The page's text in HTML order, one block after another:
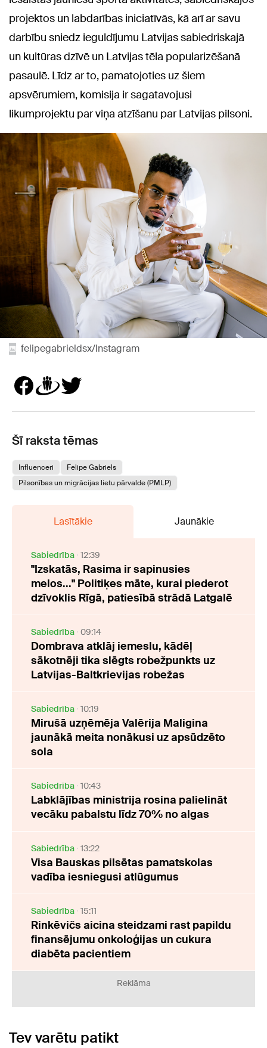
projektos un labdarības iniciatīvās, kā arī ar savu
darbību sniedz ieguldījumu Latvijas sabiedriskajā
un kultūras dzīvē un Latvijas tēla popularizēšanā
pasaulē. Līdz ar to, pamatojoties uz šiem
apsvērumiem, komisija ir sagatavojusi
likumprojektu par viņa atzīšanu par Latvijas pilsoni.
felipegabrieldsx/Instagram
Šī raksta tēmas
Influenceri
Felipe Gabriels
Pilsonības un migrācijas lietu pārvalde (PMLP)
Lasītākie Jaunākie
Sabiedrība 12:39
"Izskatās, Rasima ir sapinusies
melos..." Politiķes māte, kurai piederot
dzīvoklis Rīgā, patiesībā strādā Latgalē
Sabiedrība 09:14
Dombrava atklāj iemeslu, kādēļ
sākotnēji tika slēgts robežpunkts uz
Latvijas-Baltkrievijas robežas
Sabiedrība 10:19
Mirušā uzņēmēja Valērija Maligina
jaunākā meita nonākusi uz apsūdzēto
sola
Sabiedrība 10:43
Labklājības ministrija rosina palielināt
vecāku pabalstu līdz 70% no algas
Sabiedrība 13:22
Visa Bauskas pilsētas pamatskolas
vadība iesniegusi atlūgumus
Sabiedrība 15:11
Rinkēvičs aicina steidzami rast papildu
finansējumu onkoloģijas un cukura
diabēta pacientiem
Reklāma
Tev varētu patikt